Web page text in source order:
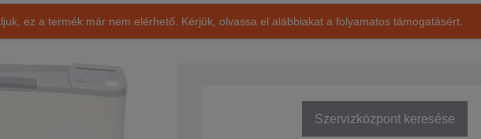
ez a termék már nem elérhető. Kérjük, olvassa el alábbiakat a folyamatos támogatásért.
Szervizközpont keresése